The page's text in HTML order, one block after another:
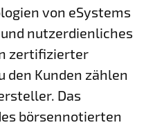
von eSystems
nutzerdienliches
zertifizierter
den Kunden zählen
Das
börsennotierten